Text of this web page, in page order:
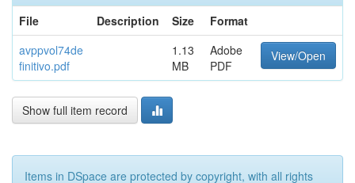
File
Description Size
Format
avppvol74de
finitivo.pdf
1.13
MB
Adobe
PDF
View/Open
Show full item record
Items in DSpace are protected by copyright, with all rights